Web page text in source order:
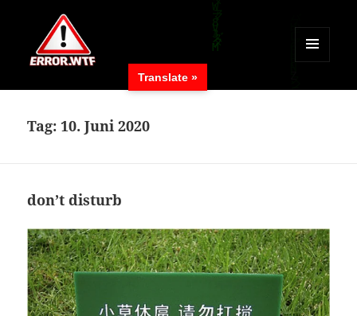
MENÜ
WIDGETS
Tag: 10. Juni 2020
don’t disturb
Translate »